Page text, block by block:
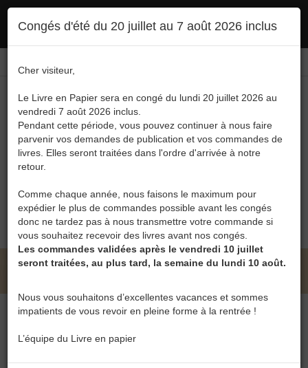
l'utilisation :politique en matière de confidentialité Accepter
Congés d'été du 20 juillet au 7 août 2026 inclus
Cher visiteur,
Le Livre en Papier sera en congé du lundi 20 juillet 2026 au
vendredi 7 août 2026 inclus.
Pendant cette période, vous pouvez continuer à nous faire
parvenir vos demandes de publication et vos commandes de
livres. Elles seront traitées dans l'ordre d'arrivée à notre
retour.
Comme chaque année, nous faisons le maximum pour
expédier le plus de commandes possible avant les congés
donc ne tardez pas à nous transmettre votre commande si
vous souhaitez recevoir des livres avant nos congés.
Les commandes validées après le vendredi 10 juillet
seront traitées, au plus tard, la semaine du lundi 10 août.
Nous vous souhaitons d’excellentes vacances et sommes
impatients de vous revoir en pleine forme à la rentrée !
L’équipe du Livre en papier
Menu
0
LE LIVRE EN PAPIER • GIUSEPPE SALVAGGIO
Toutes les catégories